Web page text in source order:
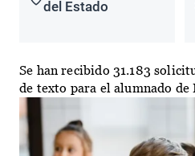
del Estado
Se han recibido 31.183
de texto para el alumnado